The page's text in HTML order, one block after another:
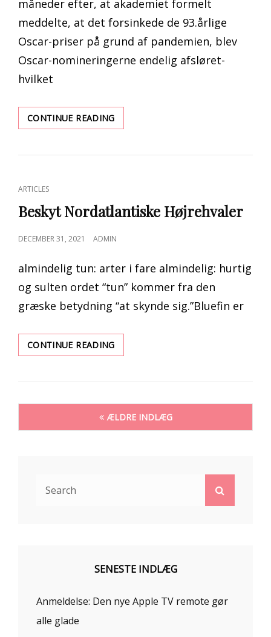
måneder efter, at akademiet formelt
meddelte, at det forsinkede de 93.årlige
Oscar-priser på grund af pandemien, blev
Oscar-nomineringerne endelig afsløret-
hvilket
CONTINUE READINGOSCAR
—
2021:
LISTE
CAT
LINKS
ARTICLES
Beskyt Nordatlantiske Højrehvaler
POSTED
DECEMBER 31, 2021 ADMIN
almindelig tun: arter i fare almindelig: hurtig
og sulten ordet “tun” kommer fra den
græske betydning “at skynde sig.”Bluefin er
CONTINUE READINGBESKYT
NORDATLANTISKE
ÆLDRE INDLÆG
SENESTE INDLÆG
Anmeldelse: Den nye Apple TV remote gør
alle glade